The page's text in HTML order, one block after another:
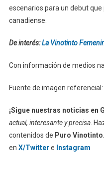
escenarios para un debut
canadiense.
De interés:La Vinotinto
Con información de medios
Fuente de imagen
¡Sigue nuestras noticias en
actual, interesante y precisa.
contenidos de Puro Vinotinto
en X/Twitter e Instagram